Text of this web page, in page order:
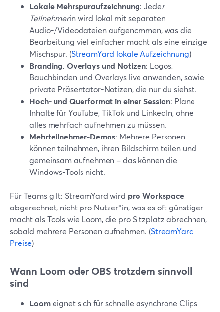
Lokale Mehrspuraufzeichnung: Jeder
Teilnehmerin wird lokal mit separaten
Audio-/Videodateien aufgenommen, was die
Bearbeitung viel einfacher macht als eine einzige
Mischspur. (StreamYard lokale Aufzeichnung)
Branding, Overlays und Notizen: Logos,
Bauchbinden und Overlays live anwenden, sowie
private Präsentator-Notizen, die nur du siehst.
Hoch- und Querformat in einer Session: Plane
Inhalte für YouTube, TikTok und LinkedIn, ohne
alles mehrfach aufnehmen zu müssen.
Mehrteilnehmer-Demos: Mehrere Personen
können teilnehmen, ihren Bildschirm teilen und
gemeinsam aufnehmen – das können die
Windows-Tools nicht.
Für Teams gilt: StreamYard wird pro Workspace
abgerechnet, nicht pro Nutzer*in, was es oft günstiger
macht als Tools wie Loom, die pro Sitzplatz abrechnen,
sobald mehrere Personen aufnehmen. (StreamYard
Preise)
Wann Loom oder OBS trotzdem sinnvoll
sind
Loomeignet sich für schnelle asynchrone Clips